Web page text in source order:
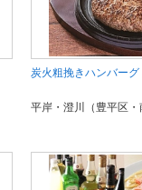
炭火粗挽きハンバーグ
平岸・澄川（豊平区・